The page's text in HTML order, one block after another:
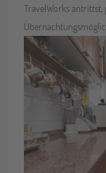
TravelWorks